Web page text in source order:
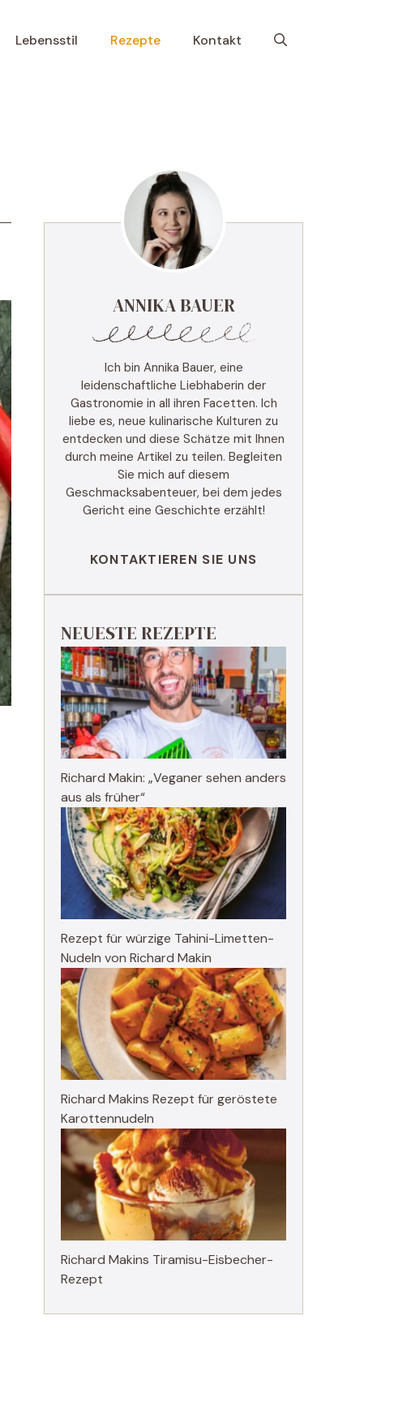
Lebensstil Rezepte Kontakt
ANNIKA BAUER
Ich bin Annika Bauer, eine
leidenschaftliche Liebhaberin der
Gastronomie in all ihren Facetten. Ich
liebe es, neue kulinarische Kulturen zu
entdecken und diese Schätze mit Ihnen
durch meine Artikel zu teilen. Begleiten
Sie mich auf diesem
Geschmacksabenteuer, bei dem jedes
Gericht eine Geschichte erzählt!
KONTAKTIEREN SIE UNS
NEUESTE REZEPTE
Richard Makin: „Veganer sehen anders
aus als früher“
Rezept für würzige Tahini-Limetten-
Nudeln von Richard Makin
Richard Makins Rezept für geröstete
Karottennudeln
Richard Makins Tiramisu-Eisbecher-
Rezept